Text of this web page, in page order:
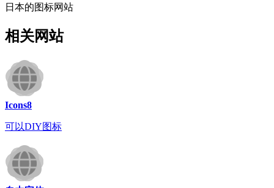
日本的图标网站
相关网站
Icons8
可以DIY图标